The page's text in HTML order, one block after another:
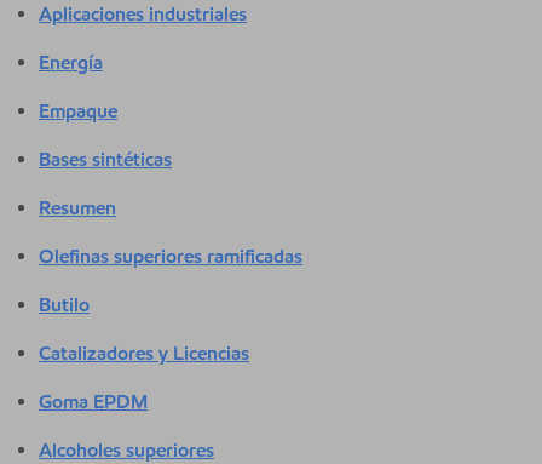
Aplicaciones industriales
Energía
Empaque
Bases sintéticas
Resumen
Olefinas superiores ramificadas
Butilo
Catalizadores y Licencias
Goma EPDM
Alcoholes superiores